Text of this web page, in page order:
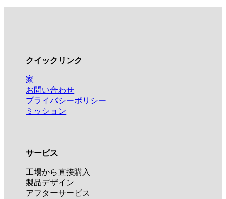
クイックリンク
家
お問い合わせ
プライバシーポリシー
ミッション
サービス
工場から直接購入
製品デザイン
アフターサービス